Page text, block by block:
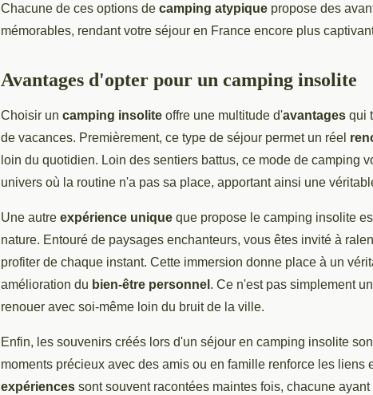
Chacune de ces options de camping atypique propose des
mémorables, rendant votre séjour en France encore plus
Avantages d'opter pour un camping insolite
Choisir un camping insolite offre une multitude d'avantages qui
de vacances. Premièrement, ce type de séjour permet un réel
loin du quotidien. Loin des sentiers battus, ce mode de camping
univers où la routine n'a pas sa place, apportant ainsi une
Une autre expérience unique que propose le camping insolite
nature. Entouré de paysages enchanteurs, vous êtes invité à
profiter de chaque instant. Cette immersion donne place à un
amélioration du bien-être personnel . Ce n'est pas simplement
renouer avec soi-même loin du bruit de la ville.
Enfin, les souvenirs créés lors d'un séjour en camping insolite
moments précieux avec des amis ou en famille renforce les liens
expériences sont souvent racontées maintes fois, chacune